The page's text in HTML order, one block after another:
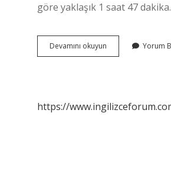
göre yaklaşık 1 saat 47
Devamını okuyun
Edirne
Yorum
https://